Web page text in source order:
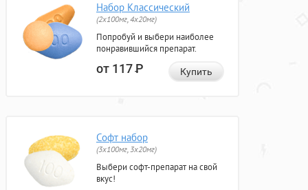
Набор Классический
(2x100мг, 4x20мг)
Попробуй и выбери наиболее
понравившийся препарат.
от 117Р Купить
Софт набор
(3x100мг, 3x20мг)
Выбери софт-препарат на свой
вкус!